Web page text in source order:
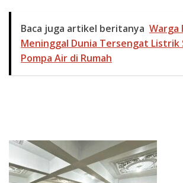
Baca juga artikel beritanya Warga
Meninggal Dunia Tersengat Listrik
Pompa Air di Rumah